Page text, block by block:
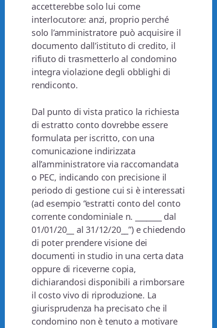
accetterebbe solo lui come
interlocutore: anzi, proprio perché
solo l’amministratore può acquisire il
documento dall’istituto di credito, il
rifiuto di trasmetterlo al condomino
integra violazione degli obblighi di
rendiconto.
Dal punto di vista pratico la richiesta
di estratto conto dovrebbe essere
formulata per iscritto, con una
comunicazione indirizzata
all’amministratore via raccomandata
o PEC, indicando con precisione il
periodo di gestione cui si è interessati
(ad esempio “estratti conto del conto
corrente condominiale n. _______ dal
01/01/20__ al 31/12/20__”) e chiedendo
di poter prendere visione dei
documenti in studio in una certa data
oppure di riceverne copia,
dichiarandosi disponibili a rimborsare
il costo vivo di riproduzione. La
giurisprudenza ha precisato che il
condomino non è tenuto a motivare